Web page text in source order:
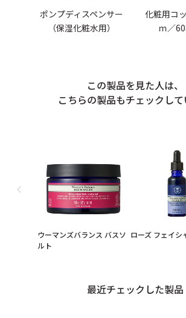
ポンプディスペンサー
（保湿化粧水用）
化粧用コ
ｍ／60
この製品を見た人は、
こちらの製品もチェックし
ウーマンズバランス バスソ
ルト
ローズ フェイシ
最近チェックした製品